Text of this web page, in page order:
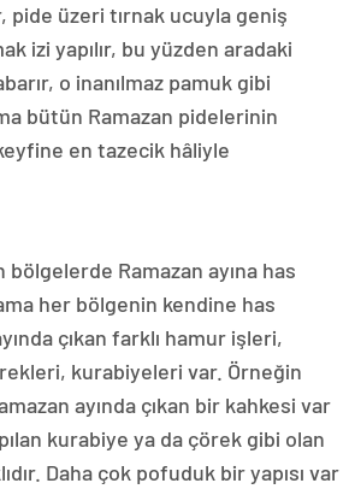
pide üzeri tırnak ucuyla geniş
izi yapılır, bu yüzden aradaki
o inanılmaz pamuk gibi
bütün Ramazan pidelerinin
en tazecik hâliyle
Ramazan ayına has
her bölgenin kendine has
çıkan farklı hamur işleri,
kurabiyeleri var. Örneğin
ayında çıkan bir kahkesi var
kurabiye ya da çörek gibi olan
Daha çok pofuduk bir yapısı var